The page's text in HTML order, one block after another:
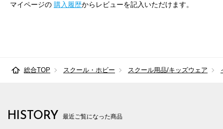
マイページの 購入履歴からレビューを記入いただけます。
総合TOP スクール・ホビー スクール用品/キッズウェア
HISTORY 最近ご覧になった商品